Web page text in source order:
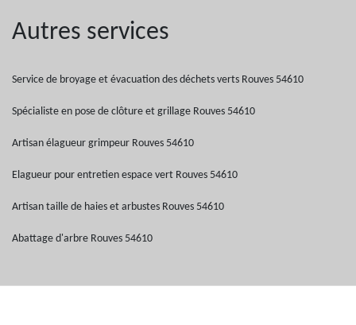
Autres services
Service de broyage et évacuation des déchets verts Rouves 54610
Spécialiste en pose de clôture et grillage Rouves 54610
Artisan élagueur grimpeur Rouves 54610
Elagueur pour entretien espace vert Rouves 54610
Artisan taille de haies et arbustes Rouves 54610
Abattage d'arbre Rouves 54610